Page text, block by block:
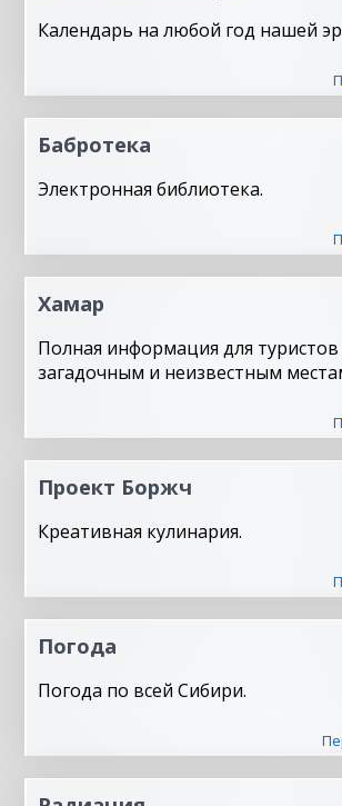
Календарь на любой год нашей
Бабротека
Электронная библиотека.
Хамар
Полная информация для
загадочным и неизвестным
Проект Боржч
Креативная кулинария.
Погода
Погода по всей Сибири.